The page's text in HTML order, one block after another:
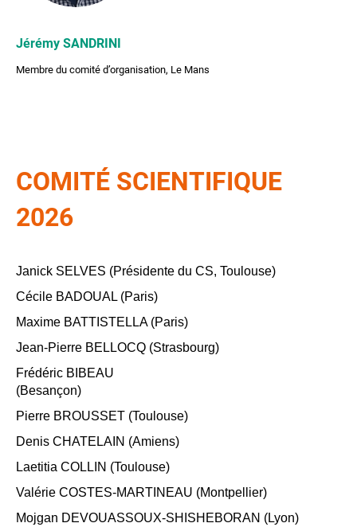
Jérémy SANDRINI
Membre du comité d’organisation, Le Mans
COMITÉ SCIENTIFIQUE
2026
Janick SELVES (Présidente du CS, Toulouse)
Cécile BADOUAL (Paris)
Maxime BATTISTELLA (Paris)
Jean-Pierre BELLOCQ (Strasbourg)
Frédéric BIBEAU
(Besançon)
Pierre BROUSSET (Toulouse)
Denis CHATELAIN (Amiens)
Laetitia COLLIN (Toulouse)
Valérie COSTES-MARTINEAU (Montpellier)
Mojgan DEVOUASSOUX-SHISHEBORAN (Lyon)